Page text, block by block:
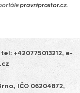
pravniprostor.cz.
tel: +420775013212, e-
IČO 06204872,